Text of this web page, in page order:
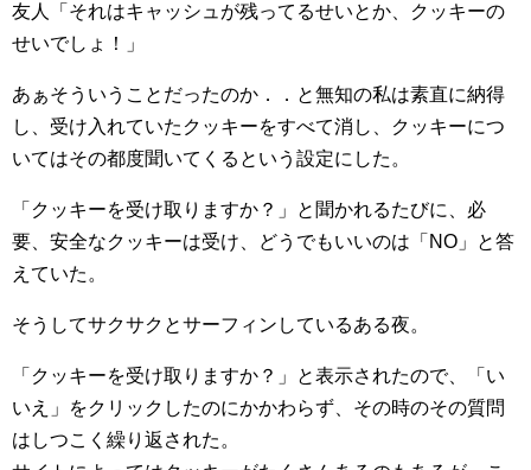
友人「それはキャッシュが残ってるせいとか、クッキーの
せいでしょ！」
あぁそういうことだったのか．．と無知の私は素直に納得
し、受け入れていたクッキーをすべて消し、クッキーにつ
いてはその都度聞いてくるという設定にした。
「クッキーを受け取りますか？」と聞かれるたびに、必
要、安全なクッキーは受け、どうでもいいのは「NO」と答
えていた。
そうしてサクサクとサーフィンしているある夜。
「クッキーを受け取りますか？」と表示されたので、「い
いえ」をクリックしたのにかかわらず、その時のその質問
はしつこく繰り返された。